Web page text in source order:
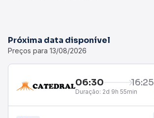
Próxima data disponível
Preços para 13/08/2026
06:30 16:25
Duração: 2d 9h 55min